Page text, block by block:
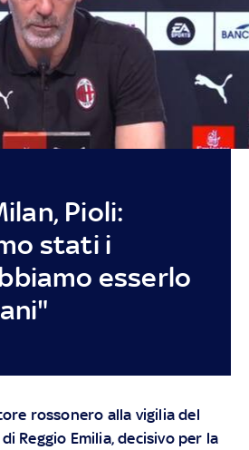
Pioli:
stati i
esserlo
rossonero alla vigilia del
Reggio Emilia, decisivo per la